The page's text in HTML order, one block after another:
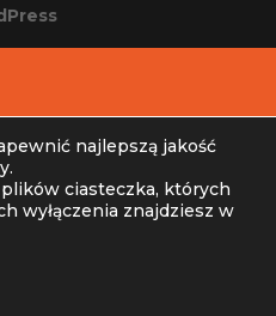
najlepszą jakość
ciasteczka, których
wyłączenia znajdziesz w